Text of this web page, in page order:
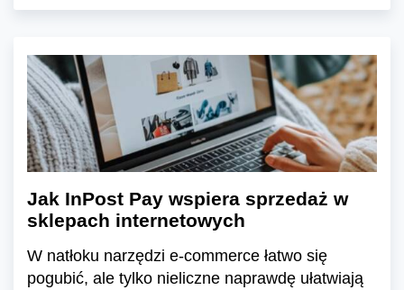
Jak InPost Pay wspiera sprzedaż w
sklepach internetowych
W natłoku narzędzi e-commerce łatwo się
pogubić, ale tylko nieliczne naprawdę ułatwiają